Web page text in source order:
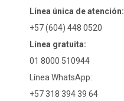
Línea única de atención:
+57 (604) 448 0520
Línea gratuita:
01 8000 510944
Línea WhatsApp:
+57 318 394 39 64